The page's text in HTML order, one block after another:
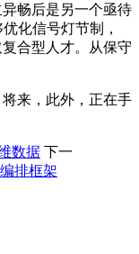
畅后是另一个亟待
化信号灯节制，
合型人才。从保守
来，此外，正在手
数据 下一
排框架